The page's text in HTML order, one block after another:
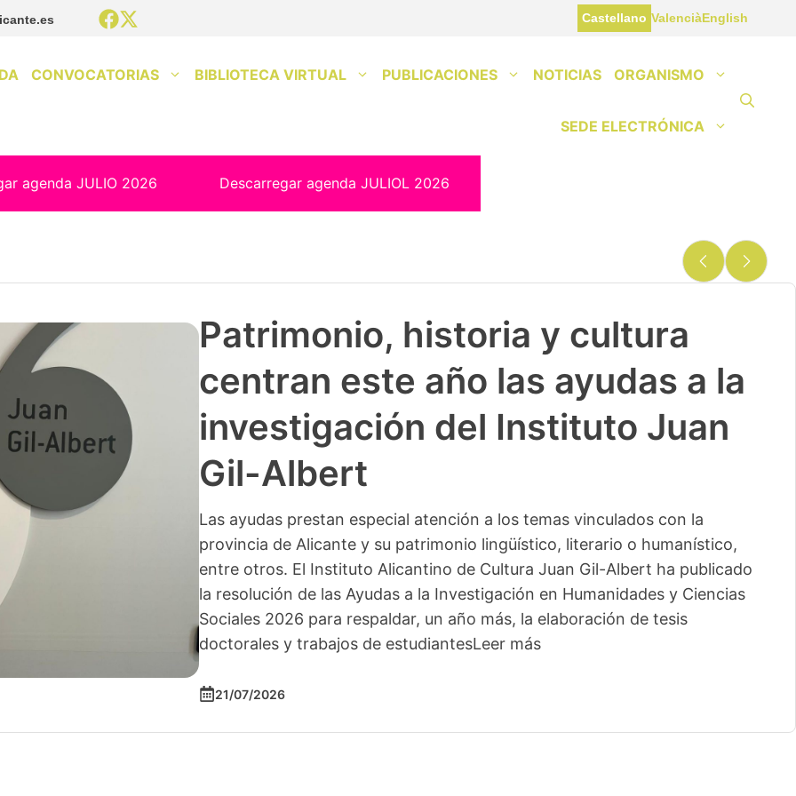
Castellano ValenciàEnglish
CONVOCATORIAS BIBLIOTECA VIRTUAL PUBLICACIONES NOTICIAS ORGANISMO
SEDE ELECTRÓNICA
agenda JULIO 2026 Descarregar agenda JULIOL 2026
Patrimonio, historia y cultura
centran este año las ayudas a la
investigación del Instituto Juan
Gil-Albert
Las ayudas prestan especial atención a los temas vinculados con la
provincia de Alicante y su patrimonio lingüístico, literario o humanístico,
entre otros. El Instituto Alicantino de Cultura Juan Gil-Albert ha publicado
la resolución de las Ayudas a la Investigación en Humanidades y Ciencias
Sociales 2026 para respaldar, un año más, la elaboración de tesis
doctorales y trabajos de estudiantesLeer más
21/07/2026